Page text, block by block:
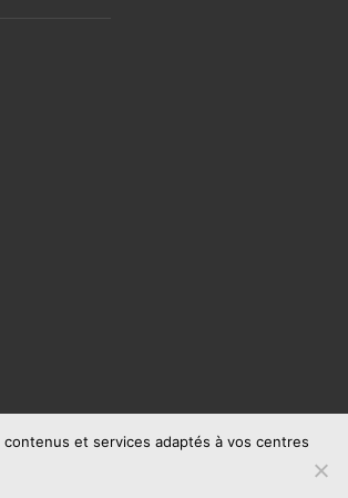
et services adaptés à vos centres